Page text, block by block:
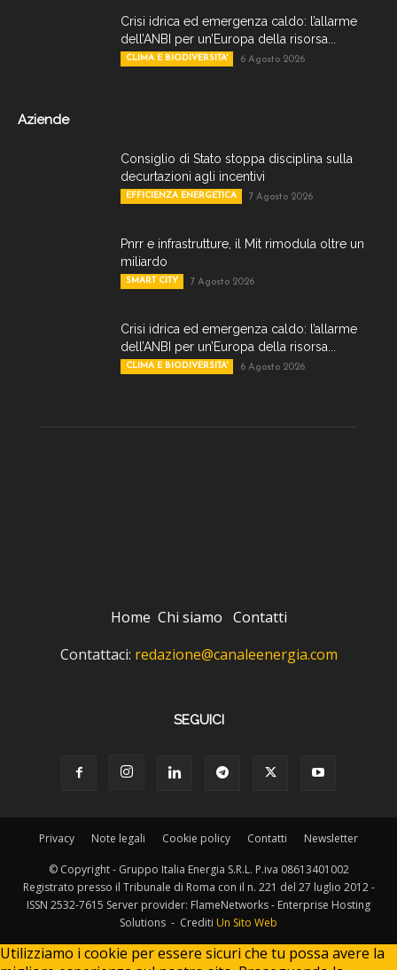
Crisi idrica ed emergenza caldo: l’allarme
dell’ANBI per un’Europa della risorsa...
CLIMA E BIODIVERSITA' 6 Agosto 2026
Aziende
Consiglio di Stato stoppa disciplina sulla
decurtazioni agli incentivi
EFFICIENZA ENERGETICA 7 Agosto 2026
Pnrr e infrastrutture, il Mit rimodula oltre un
miliardo
SMART CITY 7 Agosto 2026
Crisi idrica ed emergenza caldo: l’allarme
dell’ANBI per un’Europa della risorsa...
CLIMA E BIODIVERSITA' 6 Agosto 2026
Home Chi siamo Contatti
Contattaci: redazione@canaleenergia.com
SEGUICI
Privacy Note legali Cookie policy Contatti Newsletter
© Copyright - Gruppo Italia Energia S.R.L. P.iva 08613401002
Registrato presso il Tribunale di Roma con il n. 221 del 27 luglio 2012 -
ISSN 2532-7615 Server provider: FlameNetworks - Enterprise Hosting
Solutions - Crediti Un Sito Web
Utilizziamo i cookie per essere sicuri che tu possa avere la